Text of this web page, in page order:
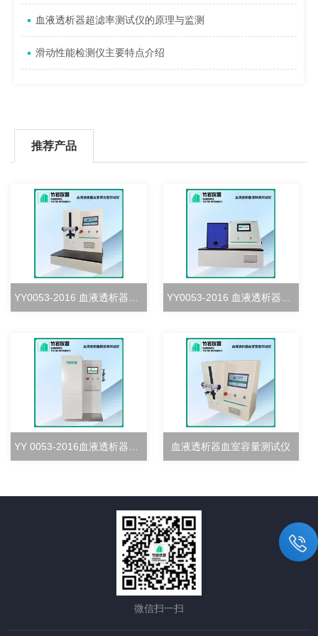
血液透析器超滤率测试仪的原理与监测
滑动性能检测仪主要特点介绍
推荐产品
YY0053-2016 血液透析器血室密合度测试仪 YY0053-2016 血液透析器清除率测试仪
YY 0053-2016血液透析器超滤率测试仪 血液透析器血室容量测试仪
微信扫一扫